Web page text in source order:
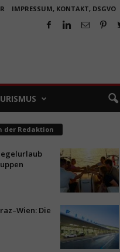
IMPRESSUM, KONTAKT, DSGVO
der Redaktion
Die